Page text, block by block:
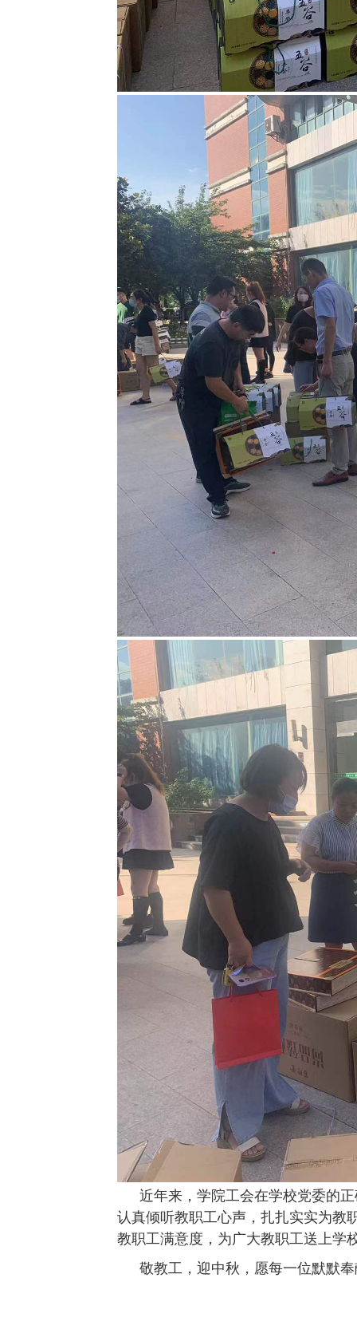
近年来，学院工会在学校党委的
认真倾听教职工心声，扎扎实实为教
教职工满意度，为广大教职工送上学
敬教工，迎中秋，愿每一位默默